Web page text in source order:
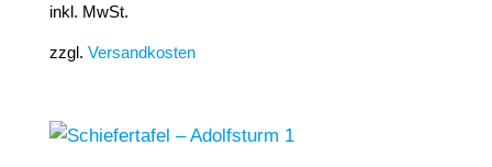
inkl. MwSt.
zzgl. Versandkosten